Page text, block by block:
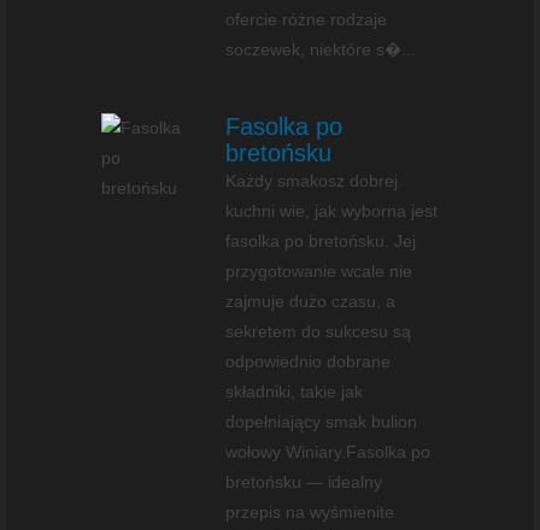
ofercie różne rodzaje
soczewek, niektóre s�...
Fasolka po
bretońsku
Każdy smakosz dobrej
kuchni wie, jak wyborna jest
fasolka po bretońsku. Jej
przygotowanie wcale nie
zajmuje dużo czasu, a
sekretem do sukcesu są
odpowiednio dobrane
składniki, takie jak
dopełniający smak bulion
wołowy Winiary.Fasolka po
bretońsku — idealny
przepis na wyśmienite